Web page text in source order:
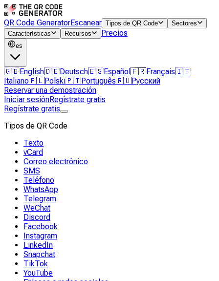
QR Code GeneratorEscanear Tipos de QR Code
Sectores
Características
Recursos Precios
es
🇬🇧English🇩🇪Deutsch🇪🇸Español 🇫🇷Français🇮🇹
Italiano🇵🇱Polski🇵🇹Português🇷🇺Русский
Reservar una demostración
Iniciar sesiónRegístrate gratis
Regístrate gratis
Tipos de QR Code
Texto
vCard
Correo electrónico
SMS
Teléfono
WhatsApp
Telegram
WeChat
Discord
Facebook
Instagram
LinkedIn
Snapchat
TikTok
YouTube